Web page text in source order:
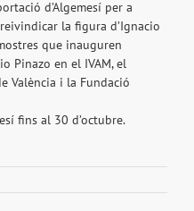
d’Algemesí per a
la figura d’Ignacio
que inauguren
Pinazo en el IVAM, el
València i la Fundació
fins al 30 d’octubre.